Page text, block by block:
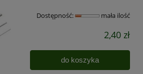
Dostępność: mała ilość
2,40 zł
do koszyka